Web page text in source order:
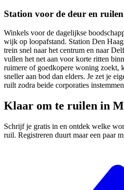
Station voor de deur en
Winkels voor de dagelijkse
wijk op loopafstand. Station Den
trein snel naar het centrum en naar
vullen het net aan voor korte ritten
ruimere of goedkopere woning
sneller aan bod dan elders. Je zet je
ruilt zodra beide corporaties
Klaar om te ruilen in
Schrijf je gratis in en ontdek welke
ruil. Registreren duurt maar een paar